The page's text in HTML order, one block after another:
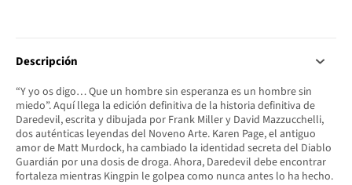
Descripción
“Y yo os digo… Que un hombre sin esperanza es un hombre sin
miedo”. Aquí llega la edición definitiva de la historia definitiva de
Daredevil, escrita y dibujada por Frank Miller y David Mazzucchelli,
dos auténticas leyendas del Noveno Arte. Karen Page, el antiguo
amor de Matt Murdock, ha cambiado la identidad secreta del Diablo
Guardián por una dosis de droga. Ahora, Daredevil debe encontrar
fortaleza mientras Kingpin le golpea como nunca antes lo ha hecho.